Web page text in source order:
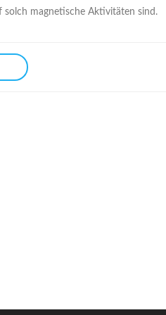
solch magnetische Aktivitäten sind.